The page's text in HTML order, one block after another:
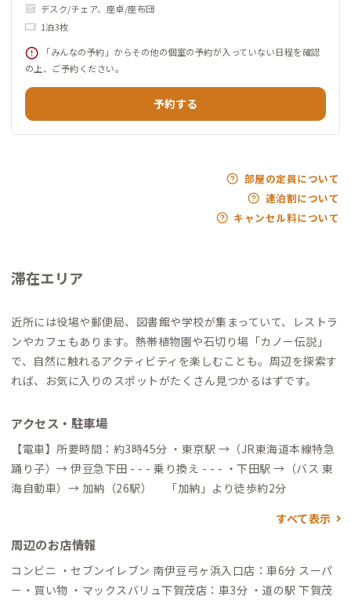
デスク/チェア、座卓/座布団
1泊3枚
「みんなの予約」からその他の個室の予約が入っていない日程を確認
の上、ご予約ください。
予約する
部屋の定員について
連泊割について
キャンセル料について
滞在エリア
近所には役場や郵便局、図書館や学校が集まっていて、レストラ
ンやカフェもあります。熱帯植物園や石切り場「カノー伝説」
で、自然に触れるアクティビティを楽しむことも。周辺を探索す
れば、お気に入りのスポットがたくさん見つかるはずです。
アクセス・駐車場
【電車】所要時間：約3時45分 ・東京駅 →（JR東海道本線特急
踊り子）→ 伊豆急下田 - - - 乗り換え - - - ・下田駅 →（バス 東
海自動車）→ 加納（26駅） 「加納」より徒歩約2分
すべて表示
周辺のお店情報
コンビニ ・セブンイレブン 南伊豆弓ヶ浜入口店：車6分 スーパ
ー・買い物 ・マックスバリュ下賀茂店：車3分 ・道の駅 下賀茂